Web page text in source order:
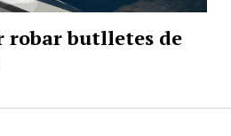
robar butlletes de